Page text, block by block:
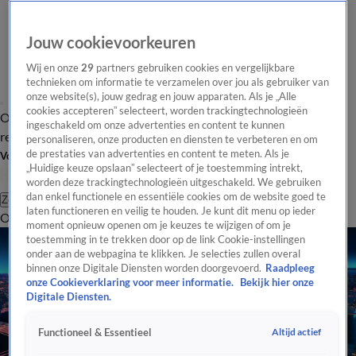
Overzicht Laatste nieuws Regionieuws Het beste van Hart
Tip de
redactie
Volg Hart van Nederland
Zoeken
OverzichtRegioUitzendingenWeerTip de redactiePanelVideo's
Jouw cookievoorkeuren
Wij en onze29 partners gebruiken cookies en vergelijkbare
technieken om informatie te verzamelen over jou als gebruiker van
onze website(s), jouw gedrag en jouw apparaten. Als je „Alle
cookies accepteren” selecteert, worden trackingtechnologieën
ingeschakeld om onze advertenties en content te kunnen
personaliseren, onze producten en diensten te verbeteren en om
de prestaties van advertenties en content te meten. Als je
„Huidige keuze opslaan” selecteert of je toestemming intrekt,
worden deze trackingtechnologieën uitgeschakeld. We gebruiken
dan enkel functionele en essentiële cookies om de website goed te
laten functioneren en veilig te houden. Je kunt dit menu op ieder
moment opnieuw openen om je keuzes te wijzigen of om je
toestemming in te trekken door op de link Cookie-instellingen
onder aan de webpagina te klikken. Je selecties zullen overal
binnen onze Digitale Diensten worden doorgevoerd. Raadpleeg
onze Cookieverklaring voor meer informatie.
Bekijk hier onze
Digitale Diensten.
Functioneel & Essentieel Altijd actief